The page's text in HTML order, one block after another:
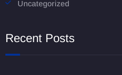
Uncategorized
Recent Posts